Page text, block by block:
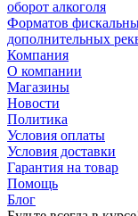
оборот алкоголя
Форматов
дополнительных
Компания
О компании
Магазины
Новости
Политика
Условия оплаты
Условия доставки
Гарантия на товар
Помощь
Блог